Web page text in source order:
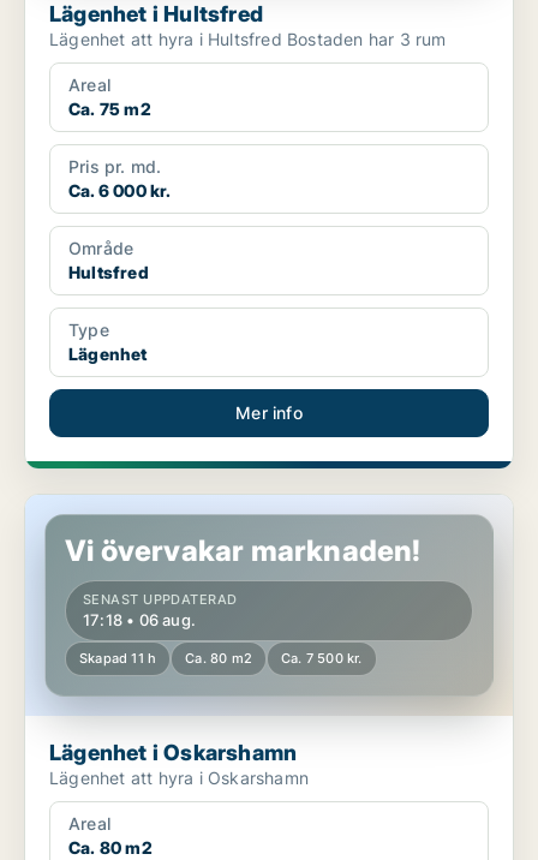
Lägenhet i Hultsfred
Lägenhet att hyra i Hultsfred Bostaden har 3 rum
Areal
Ca. 75 m2
Pris pr. md.
Ca. 6 000 kr.
Område
Hultsfred
Type
Lägenhet
Mer info
Lägenhet i Oskarshamn
Vi övervakar marknaden!
SENAST UPPDATERAD
17:18 • 06 aug.
Skapad 11 h Ca. 80 m2 Ca. 7 500 kr.
Lägenhet i Oskarshamn
Lägenhet att hyra i Oskarshamn
Areal
Ca. 80 m2